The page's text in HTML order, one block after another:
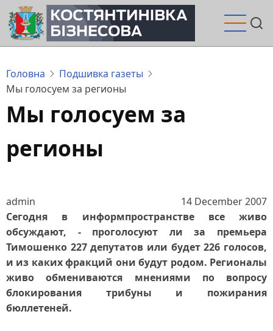
Перейти
до
основного
Головна
Подшивка газеты
Мы голосуем за регионы
Мы голосуем за
регионы
admin
14 December 2007
Сегодня в информпространстве все живо
обсуждают, - проголосуют ли за премьера
Тимошенко 227 депутатов или будет 226 голосов,
и из каких фракций они будут родом. Регионалы
живо обмениваются мнениями по вопросу
блокирования трибуны и пожирания
бюллетеней.